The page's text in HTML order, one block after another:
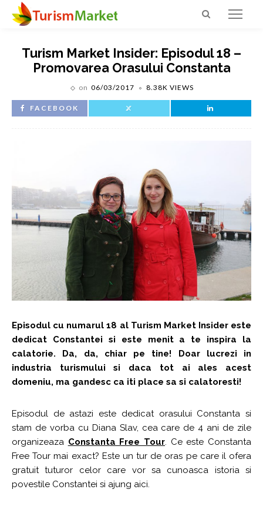
Turism Market Insider: Episodul 18 –
Promovarea Orasului Constanta
on 06/03/2017 8.38K VIEWS
FACEBOOK
Episodul cu numarul 18 al Turism Market Insider este
dedicat Constantei si este menit a te inspira la
calatorie. Da, da, chiar pe tine! Doar lucrezi in
industria turismului si daca tot ai ales acest
domeniu, ma gandesc ca iti place sa si calatoresti!
Episodul de astazi este dedicat orasului Constanta si
stam de vorba cu Diana Slav, cea care de 4 ani de zile
organizeaza Constanta Free Tour. Ce este Constanta
Free Tour mai exact? Este un tur de oras pe care il ofera
gratuit tuturor celor care vor sa cunoasca istoria si
povestile Constantei si ajung aici.